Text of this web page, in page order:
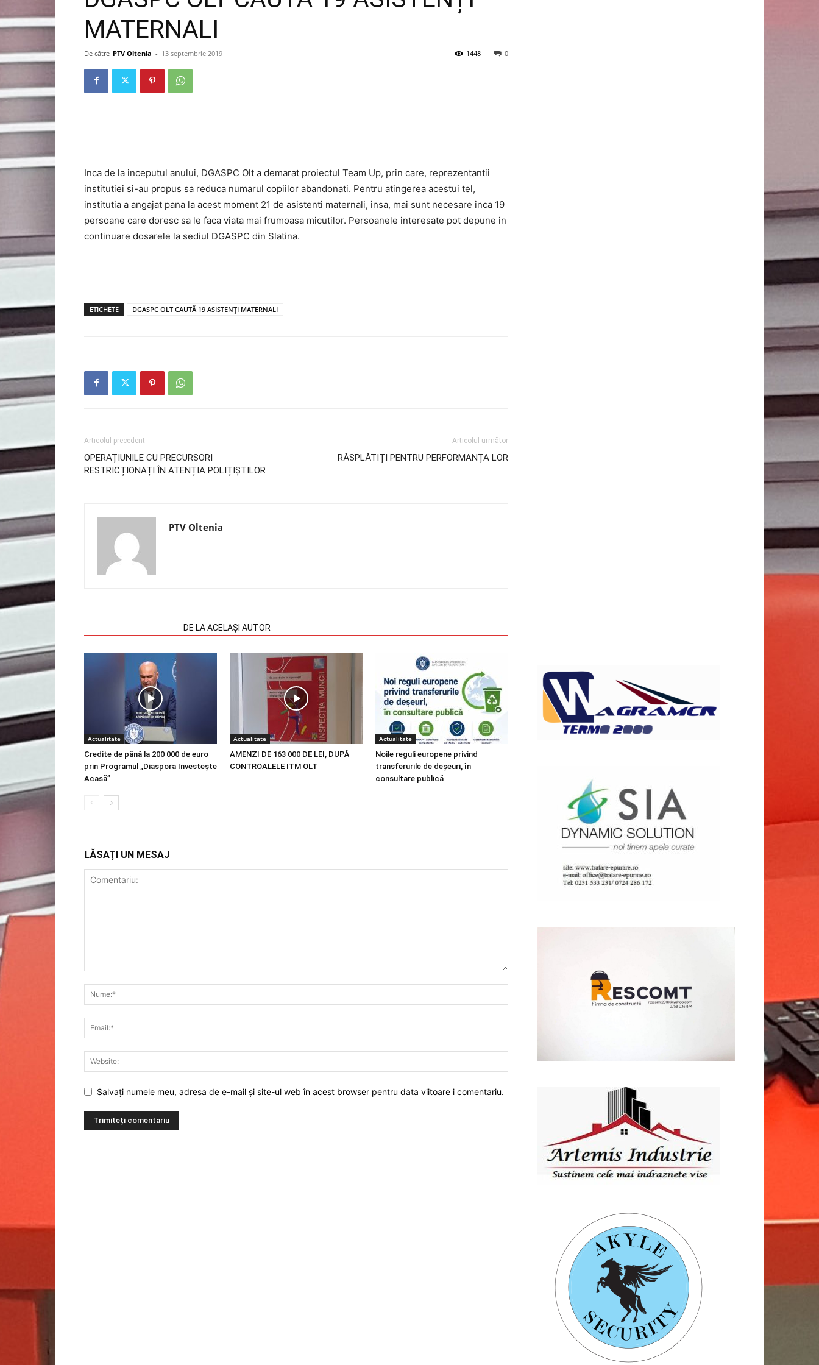
MATERNALI
De către PTV Oltenia - 13 septembrie 2019 0
1448
Inca de la inceputul anului, DGASPC Olt a demarat proiectul Team Up, prin care, reprezentantii
institutiei si-au propus sa reduca numarul copiilor abandonati. Pentru atingerea acestui tel,
institutia a angajat pana la acest moment 21 de asistenti maternali, insa, mai sunt necesare inca 19
persoane care doresc sa le faca viata mai frumoasa micutilor. Persoanele interesate pot depune in
continuare dosarele la sediul DGASPC din Slatina.
ETICHETE DGASPC OLT CAUTĂ 19 ASISTENȚI MATERNALI
Articolul precedent
OPERAȚIUNILE CU PRECURSORI
RESTRICȚIONAȚI ÎN ATENȚIA POLIȚIȘTILOR
Articolul următor
RĂSPLĂTIȚI PENTRU PERFORMANȚA LOR
PTV Oltenia
DE LA ACELAȘI AUTOR
Actualitate
Credite de până la 200 000 de euro
prin Programul „Diaspora Investește
Acasă”
Actualitate
AMENZI DE 163 000 DE LEI, DUPĂ
CONTROALELE ITM OLT
Actualitate
Noile reguli europene privind
transferurile de deșeuri, în
consultare publică
LĂSAȚI UN MESAJ
Salvați numele meu, adresa de e-mail și site-ul web în acest browser pentru data viitoare i comentariu.